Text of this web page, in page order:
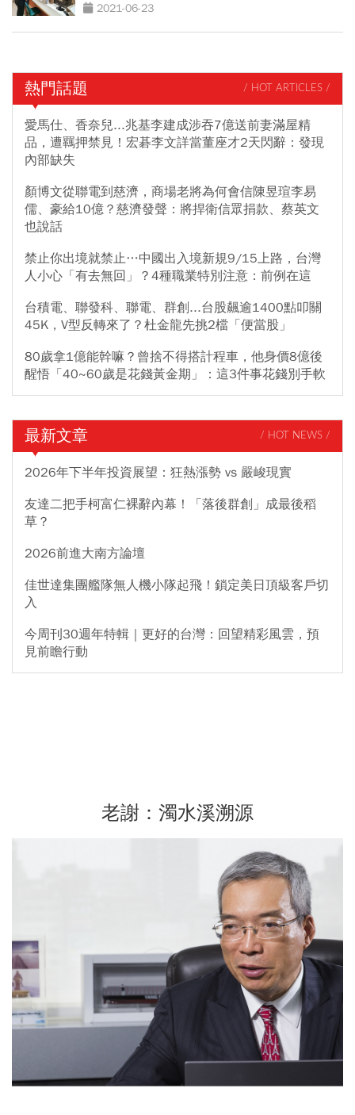
2021-06-23
熱門話題 / HOT ARTICLES /
愛馬仕、香奈兒...兆基李建成涉吞7億送前妻滿屋精
品，遭羈押禁見！宏碁李文詳當董座才2天閃辭：發現
內部缺失
顏博文從聯電到慈濟，商場老將為何會信陳昱瑄李易
儒、豪給10億？慈濟發聲：將捍衛信眾捐款、蔡英文
也說話
禁止你出境就禁止…中國出入境新規9/15上路，台灣
人小心「有去無回」？4種職業特別注意：前例在這
台積電、聯發科、聯電、群創...台股飆逾1400點叩關
45K，V型反轉來了？杜金龍先挑2檔「便當股」
80歲拿1億能幹嘛？曾捨不得搭計程車，他身價8億後
醒悟「40~60歲是花錢黃金期」：這3件事花錢別手軟
最新文章 / HOT NEWS /
2026年下半年投資展望：狂熱漲勢 vs 嚴峻現實
友達二把手柯富仁裸辭內幕！「落後群創」成最後稻
草？
2026前進大南方論壇
佳世達集團艦隊無人機小隊起飛！鎖定美日頂級客戶切
入
今周刊30週年特輯｜更好的台灣：回望精彩風雲，預
見前瞻行動
老謝：濁水溪溯源